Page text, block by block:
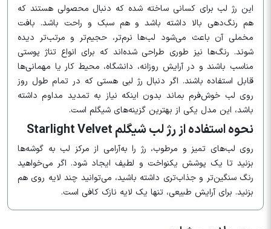
این رژ لب برای کسانی ساخته شده که دنبال محصولی هستند که
هم رنگ‌دهی بالا داشته باشد و هم سبک و راحت باشد. بافت
مخملی آن باعث می‌شود لب‌ها نرم‌تر، حجیم‌تر و مرتب‌تر دیده
شوند. رنگ‌ها نیز طوری طراحی شده‌اند که برای انواع تناژ پوستی
مناسب باشند و در آرایش روزانه، دانشگاه، محیط کار یا مهمانی‌ها
قابل استفاده باشند. اگر دنبال رژ لبی هستی که در تمام طول روز
روی لب خوش‌فرم بماند بدون اینکه نیاز به تمدید مداوم داشته
باشد، این مدل یکی از بهترین گزینه‌های شیگلم است.
نحوه استفاده از رژ لب شیگلم Starlight Velvet
روی لب‌های تمیز و مرطوب، رژ را به‌آرامی از مرکز لب به گوشه‌ها
بزنید تا یک پوشش یکنواخت و لطیف ایجاد شود. اگر می‌خواهید
رنگ سنگین‌تر و جذاب‌تری داشته باشید، می‌توانید چند لایه روی هم
بزنید. برای آرایش طبیعی، تنها یک لایه نازک کافی است.